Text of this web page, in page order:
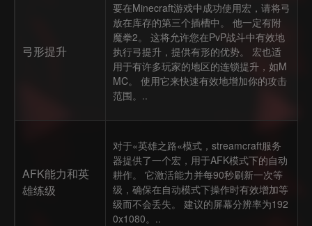
弓形提升
要在Minecraft游戏中成功使用宏，请将弓
放在库存的第三个插槽中。 他一定有附
魔拳2。 这将允许您在PvP战斗中有效地
执行弓提升，提供有形的优势。 宏也适
用于有许多玩家的地区的连锁提升，如M
MC。 使用它来快速有效地增加你的攻击
范围。..
AFK能力和英
雄练级
对于«英雄之路«模式，streamcraft服务
器提供了一个宏，用于AFK模式下的自动
耕作。 它激活能力并每90秒刷新一次等
级，确保在自动模式下操作时有效增加等
级而不会丢失。 建议的屏幕分辨率为192
0x1080。..